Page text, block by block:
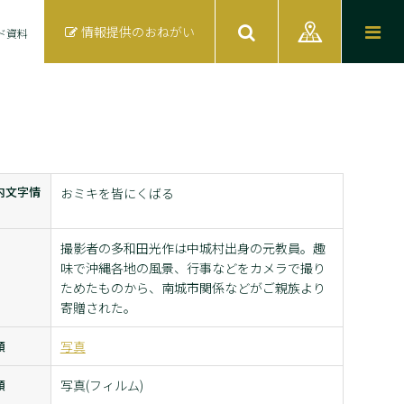
資料 情報提供のおねがい
文字情 おミキを皆にくばる
撮影者の多和田光作は中城村出身の元教員。趣
味で沖縄各地の風景、行事などをカメラで撮り
ためたものから、南城市関係などがご親族より
寄贈された。
写真
写真(フィルム)